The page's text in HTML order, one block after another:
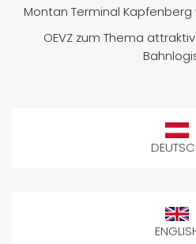
Montan Terminal
OEVZ zum Thema